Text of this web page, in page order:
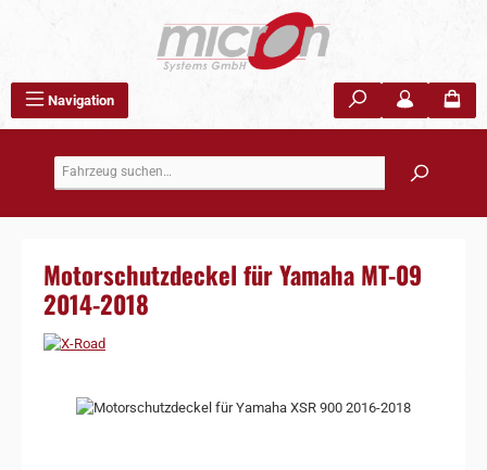
Navigation
Motorschutzdeckel für Yamaha MT-09
2014-2018
Bildergalerie überspringen